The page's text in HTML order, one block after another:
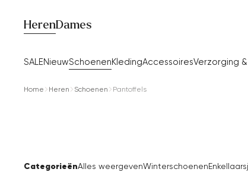
Heren
SALENieuwSchoenenKledingAccessoiresVerzorging
Dames
Home Heren Schoenen Pantoffels
CategorieënAlles weergevenWinterschoenen